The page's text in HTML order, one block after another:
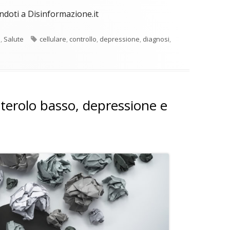
a Disinformazione.it
, Salute Tag
cellulare, controllo, depressione, diagnosi,
basso, depressione e